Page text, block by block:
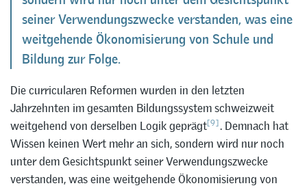
seiner Verwendungszwecke verstanden, was eine
weitgehende Ökonomisierung von Schule und
Bildung zur Folge.
Die curricularen Reformen wurden in den letzten
Jahrzehnten im gesamten Bildungssystem schweizweit
weitgehend von derselben Logik geprägt[9]. Demnach hat
Wissen keinen Wert mehr an sich, sondern wird nur noch
unter dem Gesichtspunkt seiner Verwendungszwecke
verstanden, was eine weitgehende Ökonomisierung von